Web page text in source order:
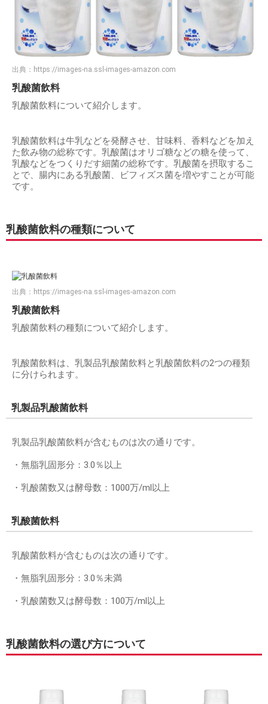
出典： https://images-na.ssl-images-amazon.com
乳酸菌飲料
乳酸菌飲料について紹介します。
乳酸菌飲料は牛乳などを発酵させ、甘味料、香料などを加え
た飲み物の総称です。乳酸菌はオリゴ糖などの糖を使って、
乳酸などをつくりだす細菌の総称です。乳酸菌を摂取するこ
とで、腸内にある乳酸菌、ビフィズス菌を増やすことが可能
です。
乳酸菌飲料の種類について
出典： https://images-na.ssl-images-amazon.com
乳酸菌飲料
乳酸菌飲料の種類について紹介します。
乳酸菌飲料は、乳製品乳酸菌飲料と乳酸菌飲料の2つの種類
に分けられます。
乳製品乳酸菌飲料
乳製品乳酸菌飲料が含むものは次の通りです。
・無脂乳固形分：3.0％以上
・乳酸菌数又は酵母数：1000万/ml以上
乳酸菌飲料
乳酸菌飲料が含むものは次の通りです。
・無脂乳固形分：3.0％未満
・乳酸菌数又は酵母数：100万/ml以上
乳酸菌飲料の選び方について